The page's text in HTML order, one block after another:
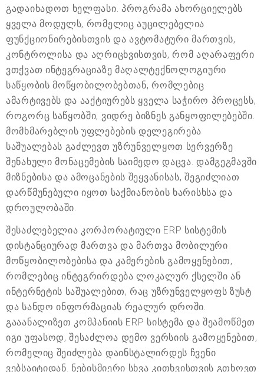
გადაიხადოთ ხელფასი. პროგრამა ახორციელებს
ყველა მოდულს, რომელიც აუცილებელია
ფუნქციონირებისთვის და ავტომატური მართვის,
კონტროლისა და აღრიცხვისთვის, რომ აღარაფერი
ვთქვათ ინტეგრაციაზე მაღალტექნოლოგიური
საწყობის მოწყობილობებთან, რომლებიც
ამარტივებს და ააქტიურებს ყველა საჭირო პროცესს,
როგორც საწყობში, ვიდრე ბიზნეს განყოფილებებში.
მომხმარებლის უფლებების დელეგირება
საშუალებას გაძლევთ უზრუნველყოთ სერვერზე
შენახული მონაცემების საიმედო დაცვა. დამგეგმავში
მიზნებისა და ამოცანების შეყვანისას, შეგიძლიათ
დარწმუნებული იყოთ საქმიანობის ხარისხსა და
დროულობაში.
შესაძლებელია კორპორატიული ERP სისტემის
დისტანციურად მართვა და მართვა მობილური
მოწყობილობებისა და კამერების გამოყენებით,
რომლებიც ინტეგრირდება ლოკალურ ქსელში ან
ინტერნეტის საშუალებით, რაც უზრუნველყოფს ზუსტ
და სანდო ინფორმაციას რეალურ დროში.
გააანალიზეთ კომპანიის ERP სისტემა და შეამოწმეთ
იგი უფასოდ, შესაძლოა დემო ვერსიის გამოყენებით,
რომელიც შეიძლება დაინსტალირდეს ჩვენი
ვებსაიტიდან. ნებისმიერი სხვა კითხვისთვის გთხოვთ